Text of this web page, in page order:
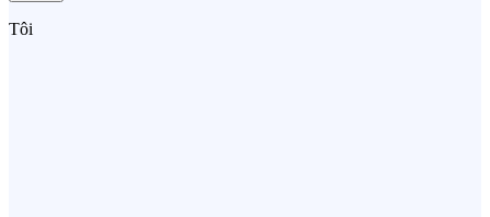
Tôi